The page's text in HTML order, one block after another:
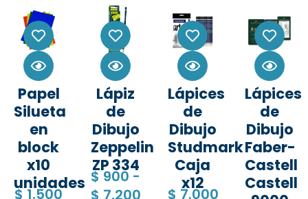
Papel
Silueta
en
block
x10
unidades
$1.500
Lápiz
de
Dibujo
Zeppelin
ZP 334
$900 -
$ 7.200
Lápices
de
Dibujo
Studmark
Caja
x12
$ 7.000
Lápices
de
Dibujo
Faber-
Castell
Castell